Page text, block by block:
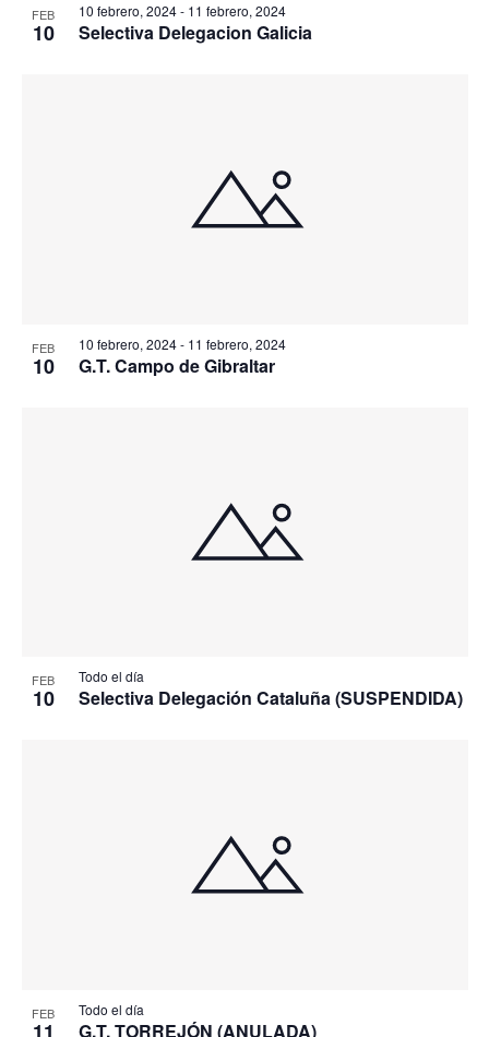
FEB
10
10 febrero, 2024- 11 febrero, 2024
Selectiva Delegacion Galicia
FEB
10
10 febrero, 2024- 11 febrero, 2024
G.T. Campo de Gibraltar
FEB
10
Todo el día
Selectiva Delegación Cataluña (SUSPENDIDA)
FEB Todo el día
G.T. TORREJÓN (ANULADA)